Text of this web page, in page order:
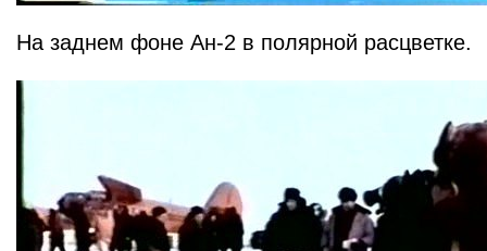
На заднем фоне Ан-2 в полярной расцветке.